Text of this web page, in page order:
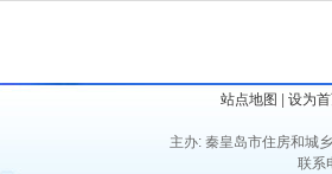
站点地图 设为
主办: 秦皇岛市住房和城
联系